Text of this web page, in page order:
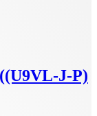
J-P)